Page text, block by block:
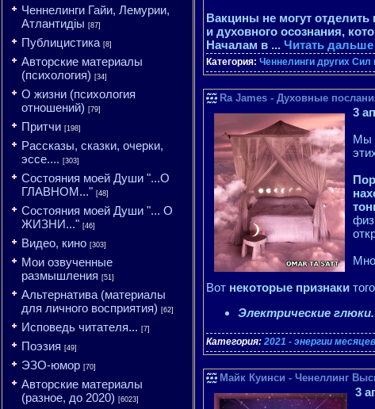
Ченнелинги Гайи, Лемурии,
Атлантидіы [87]
Публицистика [8]
Авторские материалы
(психология) [34]
О жизни (психология
отношений) [79]
Притчи [198]
Рассказы, сказки, очерки,
эссе.... [303]
Состояния моей Души "...О
ГЛАВНОМ..." [48]
Состояния моей Души "... О
ЖИЗНИ..." [46]
Видео, кино [303]
Мои озвученные
размышления [51]
Альтернатива (материалы
для личного восприятия) [62]
Исповедь читателя... [7]
Поэзия [49]
ЭЗО-юмор [70]
Авторские материалы
(разное, до 2020) [6023]
Вакцины не могут отделить
и духовного осознания,
Началам в ... Читать дальше
Категория: Ченнелинги других Сил
Ra James - Духовные
3
Мы
Вот некоторые признаки
Электрические глюки.
Категория: 2021 - энергии месяцев
Майк Куинси - Ченеллинг
3